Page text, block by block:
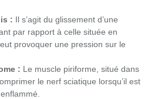
: Il s’agit du glissement d’une
par rapport à celle située en
provoquer une pression sur le
: Le muscle piriforme, situé dans
le nerf sciatique lorsqu’il est